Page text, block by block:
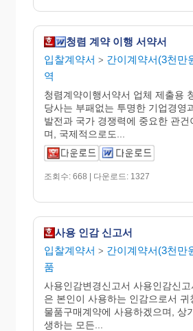
청렴 계약 이행 서약서
입찰계약서 > 간이계약서(3천만
역
청렴계약이행서약서 업체 제출용
당사는 부패없는 투명한 기업경영
발전과 국가 경쟁력에 중요한 관
며, 국제적으로도...
조회수: 668 | 다운로드: 1327
사용 인감 신고서
입찰계약서 > 간이계약서(3천만
품
사용인감변경신고서 사용인감신
은 본인이 사용하는 인감으로서 귀
물품구매계약에 사용하겠으며, 상
생하는 모든...